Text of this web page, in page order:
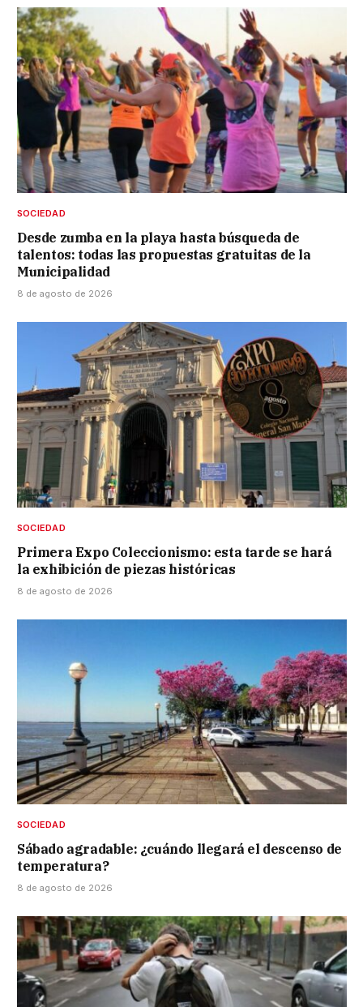
SOCIEDAD
Desde zumba en la playa hasta búsqueda de
talentos: todas las propuestas gratuitas de la
Municipalidad
8 de agosto de 2026
SOCIEDAD
Primera Expo Coleccionismo: esta tarde se hará
la exhibición de piezas históricas
8 de agosto de 2026
SOCIEDAD
Sábado agradable: ¿cuándo llegará el descenso de
temperatura?
8 de agosto de 2026